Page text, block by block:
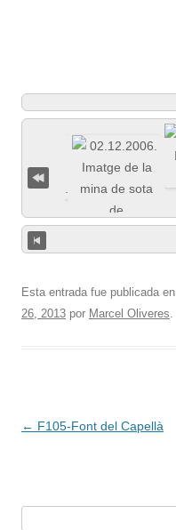
Esta entrada fue publicada en
26, 2013 por Marcel Oliveres.
Navegación
← F105-Font del Capellà